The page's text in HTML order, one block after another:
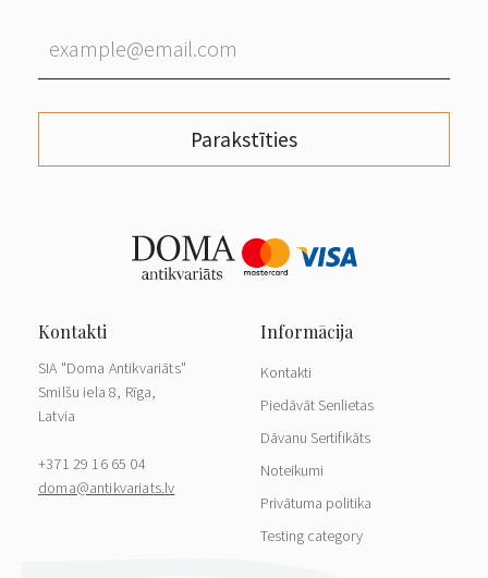
Parakstīties
SIA "Doma Antikvariāts"
Smilšu iela 8, Rīga,
Latvia
+371 29 16 65 04
doma@antikvariats.lv
Kontakti
Piedāvāt Senlietas
Dāvanu Sertifikāts
Noteikumi
Privātuma politika
Testing category